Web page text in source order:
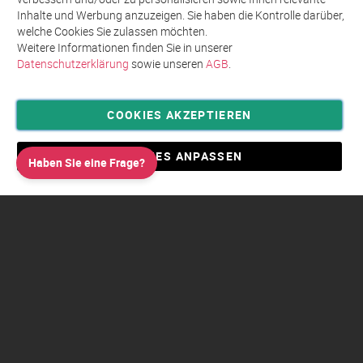
Privatsphäre und Datenschutz
Allgemeine Geschäftsbedingungen AGB
Impressum
Haben Sie eine Frage?
Inhalte und Werbung anzuzeigen. Sie haben die Kontrolle darüber,
welche Cookies Sie zulassen möchten.
Weitere Informationen finden Sie in unserer
Datenschutzerklärung sowie unseren AGB.
COOKIES AKZEPTIEREN
COOKIES ANPASSEN